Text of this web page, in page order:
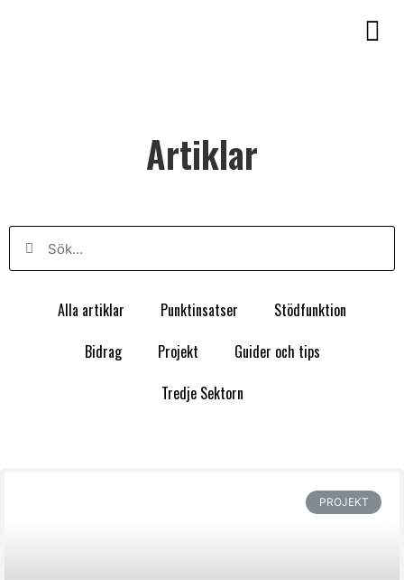
Artiklar
Alla artiklar Punktinsatser
Stödfunktion
Bidrag
Projekt
Guider och tips
Tredje Sektorn
PROJEKT